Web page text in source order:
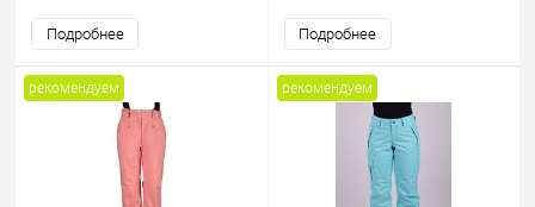
Подробнее Подробнее
рекомендуем рекомендуем